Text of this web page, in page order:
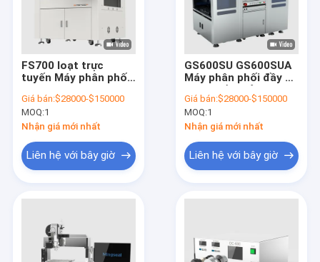
Nhà
FS700 loạt trực
tuyến Máy phân phối
FPC SMT Dam&Fill
MiniLED Flip-chip BGA
Underfill
Giá bán:$28000-$150000
MOQ:1
Nhận giá mới nhất
Liên hệ với bây giờ
GS600SU GS600SUA
Máy phân phối đầy đủ
khuôn dạng chết đầy
đủ không đầy đủ
FCBGA FCCSP SIP
dụng
Giá bán:$28000-$150000
MOQ:1
Nhận giá mới nhất
Liên hệ với bây giờ